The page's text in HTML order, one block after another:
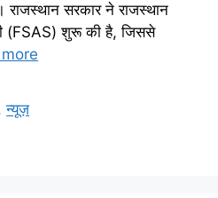
सरकार ने राजस्थान
(FSAS) शुरू की है, जिससे
न्यूज़